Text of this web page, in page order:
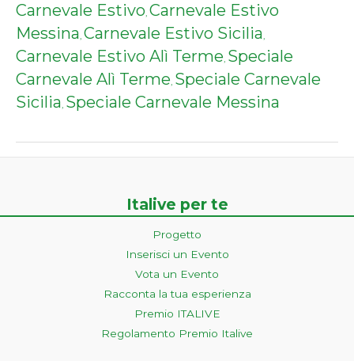
Carnevale Estivo, Carnevale Estivo
Messina, Carnevale Estivo Sicilia,
Carnevale Estivo Alì Terme, Speciale
Carnevale Alì Terme, Speciale Carnevale
Sicilia, Speciale Carnevale Messina
Italive per te
Progetto
Inserisci un Evento
Vota un Evento
Racconta la tua esperienza
Premio ITALIVE
Regolamento Premio Italive